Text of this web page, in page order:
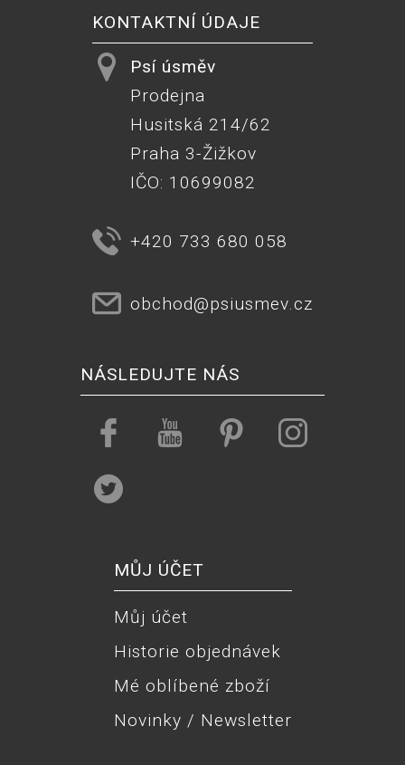
KONTAKTNÍ ÚDAJE
Psí úsměv
Prodejna
Husitská 214/62
Praha 3-Žižkov
IČO: 10699082
+420 733 680 058
obchod@psiusmev.cz
NÁSLEDUJTE NÁS
MŮJ ÚČET
Můj účet
Historie objednávek
Mé oblíbené zboží
Novinky / Newsletter